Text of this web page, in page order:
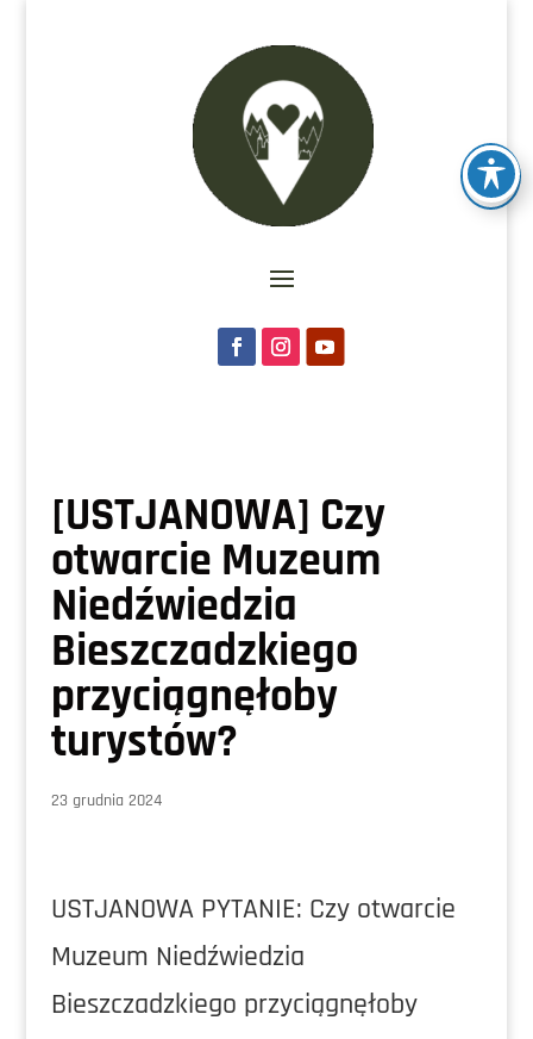
[USTJANOWA] Czy
otwarcie Muzeum
Niedźwiedzia
Bieszczadzkiego
przyciągnęłoby
turystów?
23 grudnia 2024
USTJANOWA PYTANIE: Czy otwarcie
Muzeum Niedźwiedzia
Bieszczadzkiego przyciągnęłoby